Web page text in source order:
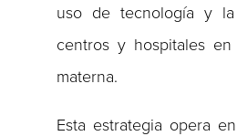
uso de tecnología y
centros y hospitales
materna.
Esta estrategia opera